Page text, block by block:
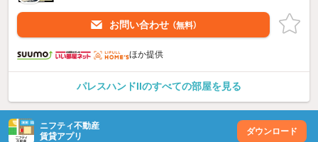
お問い合わせ （無料）
ほか提供
パレスハンドIIのすべての部屋を見る
ニフティ不動産
賃貸アプリ
ダウンロード